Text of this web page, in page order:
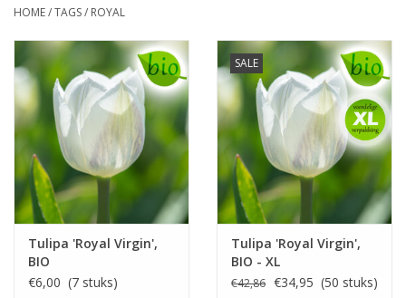
HOME/TAGS/ ROYAL
Tulipa 'Royal Virgin',
BIO
€6,00 (7 stuks)
SALE
Tulipa 'Royal Virgin',
BIO - XL
voordeelverpakking
€42,86 €34,95 (50 stuks)